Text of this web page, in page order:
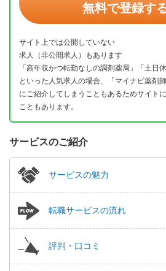
無料で登録す
サイト上では公開していない
求人（非公開求人）もあります
「高年収かつ転勤なしの調剤薬局」「土日
といった人気求人の場合、「マイナビ薬剤
にご紹介してしまうこともあるためサイト
こともあります。
サービスのご紹介
サービスの魅力
転職サービスの流れ
評判・口コミ